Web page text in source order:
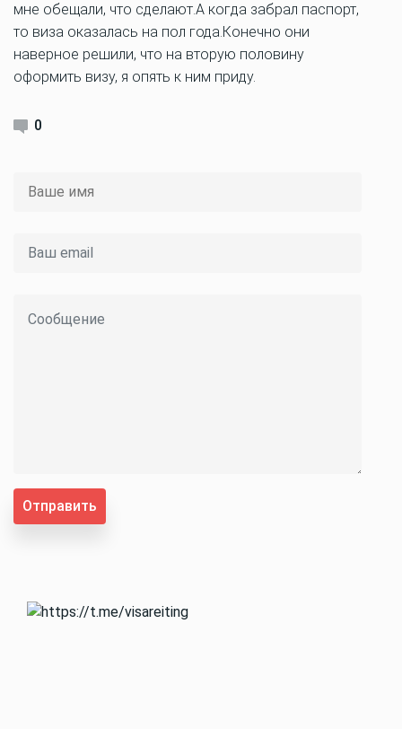
мне обещали, что сделают.А когда забрал паспорт,
то виза оказалась на пол года.Конечно они
наверное решили, что на вторую половину
оформить визу, я опять к ним приду.
0
Отправить